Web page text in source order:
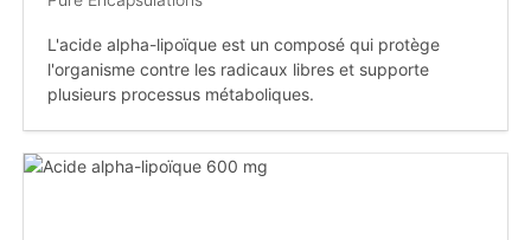
L'acide alpha-lipoïque est un composé qui protège
l'organisme contre les radicaux libres et supporte
plusieurs processus métaboliques.